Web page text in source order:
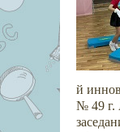
й
№ 49 г.